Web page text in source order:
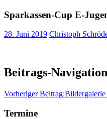
Sparkassen-Cup E-
28. Juni 2019 Christoph
Beitrags-Navigation
Vorheriger Beitrag:Bildergalerie
Termine